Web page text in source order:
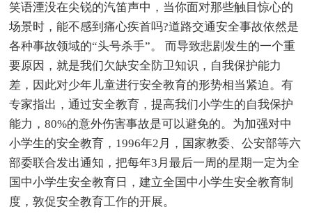
笑语湮没在尖锐的汽笛声中，当你面对那些触目惊心的
场景时，能不感到痛心疾首吗?道路交通安全事故依然是
各种事故领域的“头号杀手”。 而导致悲剧发生的一个重
要原因，就是我们欠缺安全防卫知识，自我保护能力
差，因此对少年儿童进行安全教育的形势相当紧迫。有
专家指出，通过安全教育，提高我们小学生的自我保护
能力，80%的意外伤害事故是可以避免的。为加强对中
小学生的安全教育，1996年2月，国家教委、公安部等六
部委联合发出通知，把每年3月最后一周的星期一定为全
国中小学生安全教育日，建立全国中小学生安全教育制
度，敦促安全教育工作的开展。